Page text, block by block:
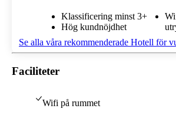
Klassificering minst 3+
Hög kundnöjdhet
Se alla våra rekommenderade Hotell för
Faciliteter
Wifi på rummet